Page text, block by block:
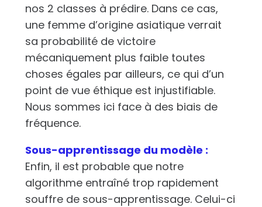
nos 2 classes à prédire. Dans ce cas,
une femme d’origine asiatique verrait
sa probabilité de victoire
mécaniquement plus faible toutes
choses égales par ailleurs, ce qui d’un
point de vue éthique est injustifiable.
Nous sommes ici face à des biais de
fréquence.
Sous-apprentissage du modèle :
Enfin, il est probable que notre
algorithme entraîné trop rapidement
souffre de sous-apprentissage. Celui-ci